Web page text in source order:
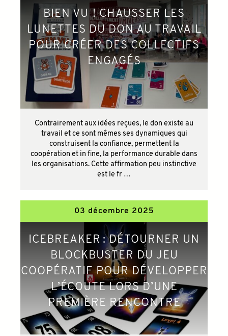
BIEN VU ! CHAUSSER LES
LUNETTES DU DON AU TRAVAIL
POUR CRÉER DES COLLECTIFS
ENGAGÉS
Contrairement aux idées reçues, le don existe au
travail et ce sont mêmes ses dynamiques qui
construisent la confiance, permettent la
coopération et in fine, la performance durable dans
les organisations. Cette affirmation peu instinctive
est le fr …
03 décembre 2025
ICEBREAKER : DÉTOURNER UN
BLOCKBUSTER DU JEU
COOPÉRATIF POUR DÉVELOPPER
L’ÉCOUTE LORS D’UNE
PREMIÈRE RENCONTRE